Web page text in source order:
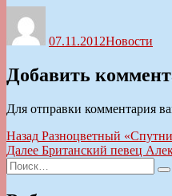
07.11.2012Новости
Добавить
Для отправки комментария
Навигация
по
записям
Назад Предыдущая
запись:
Разноцветный
Далее Следующая
Британский певец
Искать: